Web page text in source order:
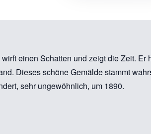
einen Schatten und zeigt die Zeit. Er
Dieses schöne Gemälde stammt
sehr ungewöhnlich, um 1890.